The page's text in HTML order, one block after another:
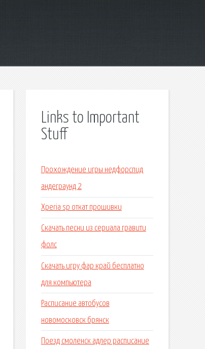
Links to Important
Stuff
Прохождение игры недфорспид
андеграунд 2
Xperia sp откат прошивки
Скачать песни из сериала гравити
фолс
Скачать игру фар край бесплатно
для компьютера
Расписание автобусов
новомосковск брянск
Поезд смоленск адлер расписание